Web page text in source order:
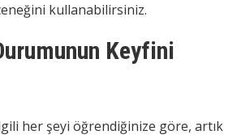
kullanabilirsiniz.
Keyfini
her şeyi öğrendiğinize göre, artık